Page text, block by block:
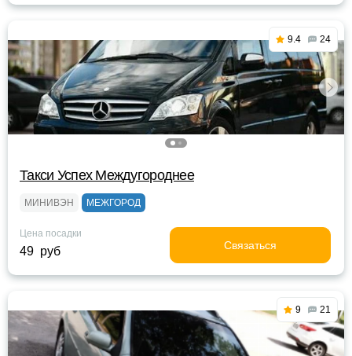
9.4 24
Такси Успех Междугороднее
МИНИВЭН МЕЖГОРОД
Цена посадки
49 руб Связаться
9 21